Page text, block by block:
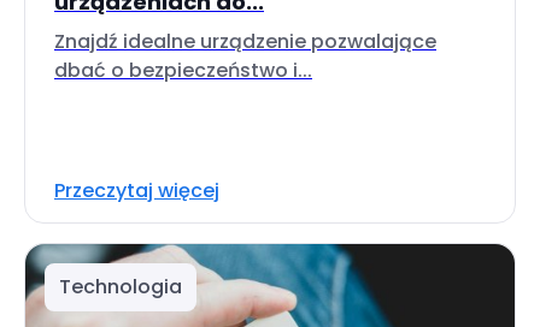
Znajdź idealne urządzenie pozwalające
dbać o bezpieczeństwo i...
Przeczytaj więcej
Technologia